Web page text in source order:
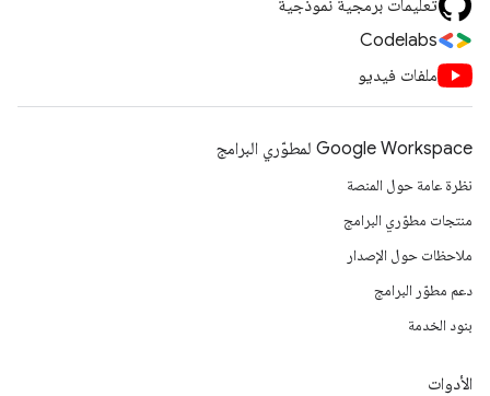
تعليمات برمجية نموذجية
Codelabs
ملفات فيديو
Google Workspace لمطوّري البرامج
نظرة عامة حول المنصة
منتجات مطوّري البرامج
ملاحظات حول الإصدار
دعم مطوّر البرامج
بنود الخدمة
الأدوات